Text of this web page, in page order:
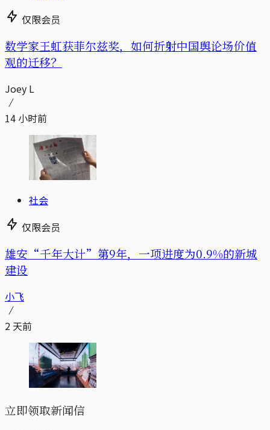
仅限会员
数学家王虹获菲尔兹奖，如何折射中国舆论场价值
观的迁移？
Joey L
14 小时前
社会
仅限会员
雄安“千年大计”第9年，一项进度为0.9%的新城
建设
小飞
2 天前
立即领取新闻信